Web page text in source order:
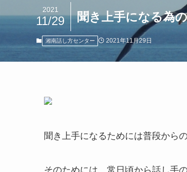
聞き上手になる為
2021
11/29
湘南話し方センター 2021年11月29日
聞き上手になるためには普段から
そのためには、常日頃から話し手